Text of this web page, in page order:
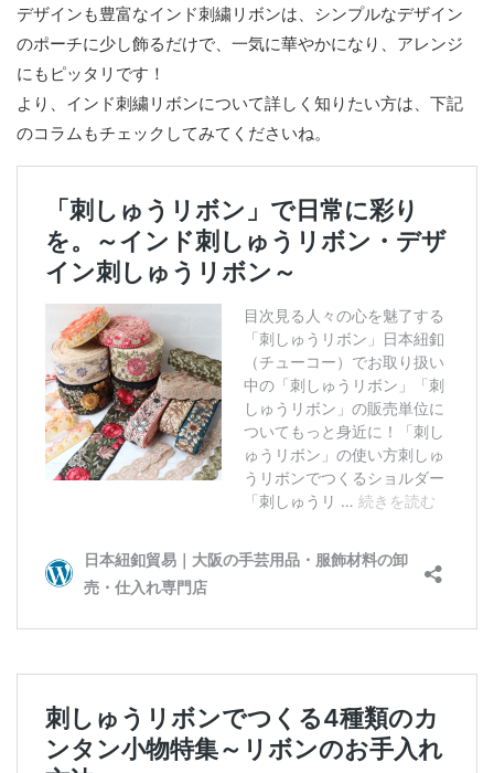
デザインも豊富なインド刺繍リボンは、シンプルなデザイン
のポーチに少し飾るだけで、一気に華やかになり、アレンジ
にもピッタリです！
より、インド刺繍リボンについて詳しく知りたい方は、下記
のコラムもチェックしてみてくださいね。